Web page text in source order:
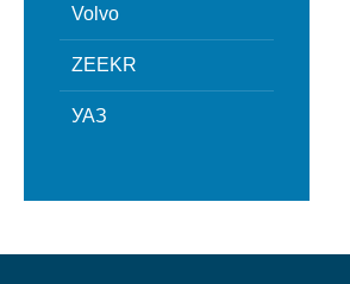
Volvo
ZEEKR
УАЗ